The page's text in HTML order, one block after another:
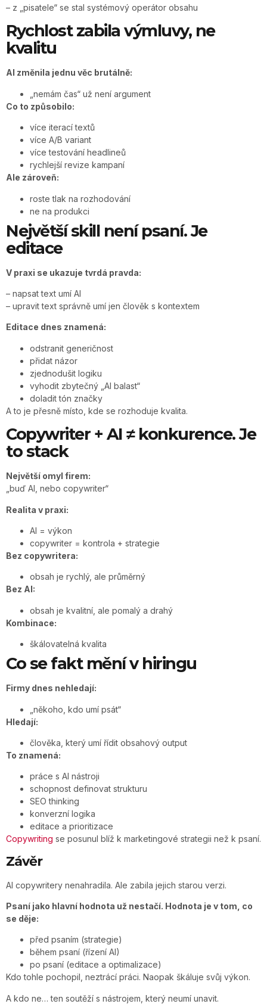
– z „pisatele“ se stal systémový operátor obsahu
Rychlost zabila výmluvy, ne
kvalitu
AI změnila jednu věc brutálně:
„nemám čas“ už není argument
Co to způsobilo:
více iterací textů
více A/B variant
více testování headlineů
rychlejší revize kampaní
Ale zároveň:
roste tlak na rozhodování
ne na produkci
Největší skill není psaní. Je
editace
V praxi se ukazuje tvrdá pravda:
– napsat text umí AI
– upravit text správně umí jen člověk s kontextem
Editace dnes znamená:
odstranit generičnost
přidat názor
zjednodušit logiku
vyhodit zbytečný „AI balast“
doladit tón značky
A to je přesně místo, kde se rozhoduje kvalita.
Copywriter + AI ≠ konkurence. Je
to stack
Největší omyl firem:
„buď AI, nebo copywriter“
Realita v praxi:
AI = výkon
copywriter = kontrola + strategie
Bez copywritera:
obsah je rychlý, ale průměrný
Bez AI:
obsah je kvalitní, ale pomalý a drahý
Kombinace:
škálovatelná kvalita
Co se fakt mění v hiringu
Firmy dnes nehledají:
„někoho, kdo umí psát“
Hledají:
člověka, který umí řídit obsahový output
To znamená:
práce s AI nástroji
schopnost definovat strukturu
SEO thinking
konverzní logika
editace a prioritizace
Copywriting se posunul blíž k marketingové strategii než k psaní.
Závěr
AI copywritery nenahradila. Ale zabila jejich starou verzi.
Psaní jako hlavní hodnota už nestačí. Hodnota je v tom, co
se děje:
před psaním (strategie)
během psaní (řízení AI)
po psaní (editace a optimalizace)
Kdo tohle pochopil, neztrácí práci. Naopak škáluje svůj výkon.
A kdo ne… ten soutěží s nástrojem, který neumí unavit.